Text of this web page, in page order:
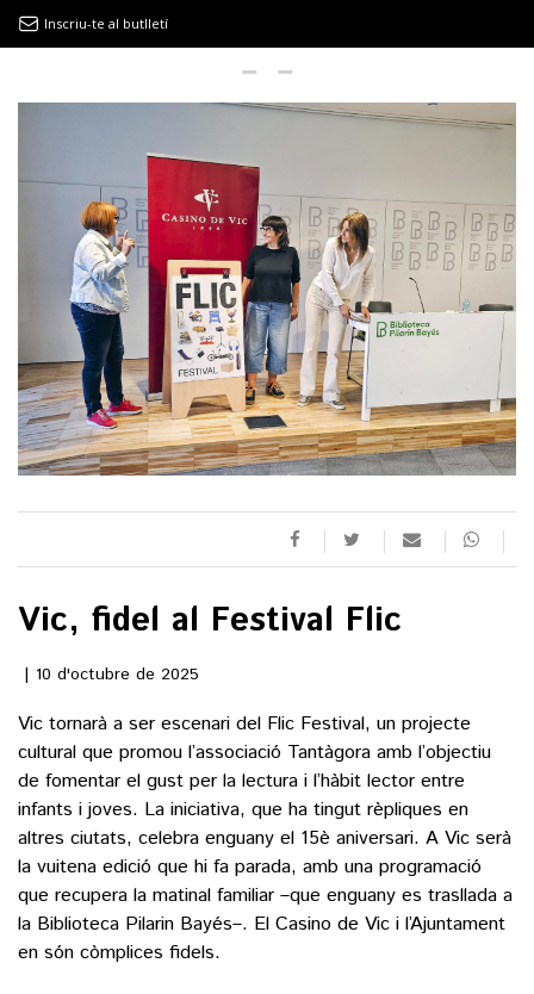
9MAGAZÍN
EL CLÀSSIC | ALBERT PLA
“LA VIDA ÉS COM LA MAR: SEMPRE BUSCA L’EQUILIBRI”
NOVETATS DISCOGRÀFIQUES
EL CLÀSSIC | ELS 3 TAMBORS
TEMÀTIQUES
POLÍTICA
SOCIETAT
ECONOMIA
VEURE TOTES
ESPORTS
FUTBOL
HOQUEI PATINS
MOTOR
VEURE TOTES
CULTURA
ARTS ESCÈNIQUES
CULTURA POPULAR
LLIBRES
SUPLEMENTS
FOTOGALERIES
Inscriu-te al butlletí
Vic, fidel al Festival Flic
10 d'octubre de 2025
Vic tornarà a ser escenari del Flic Festival, un projecte
cultural que promou l’associació Tantàgora amb l’objectiu
de fomentar el gust per la lectura i l’hàbit lector entre
infants i joves. La iniciativa, que ha tingut rèpliques en
altres ciutats, celebra enguany el 15è aniversari. A Vic serà
la vuitena edició que hi fa parada, amb una programació
que recupera la matinal familiar –que enguany es trasllada a
la Biblioteca Pilarin Bayés–. El Casino de Vic i l’Ajuntament
en són còmplices fidels.